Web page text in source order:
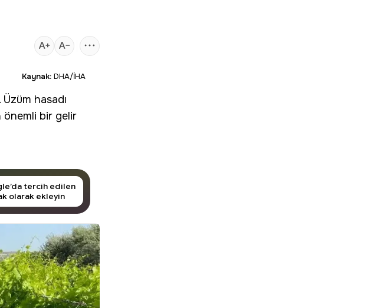
Kaynak: DHA/İHA
hasadı
önemli bir gelir
tercih edilen
olarak ekleyin